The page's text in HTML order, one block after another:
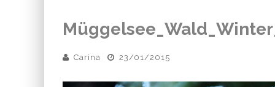
Carina 23/01/2015